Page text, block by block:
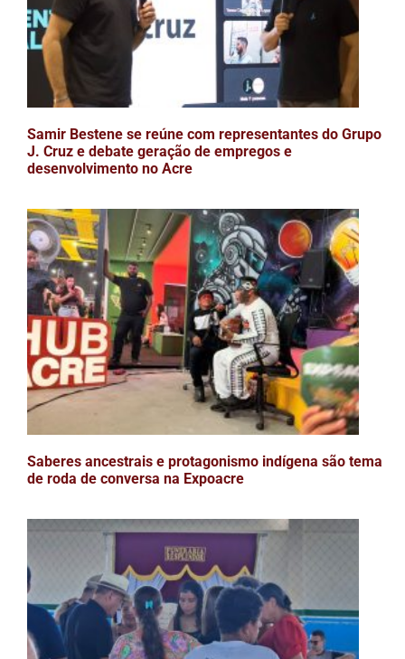
Samir Bestene se reúne com representantes do Grupo
J. Cruz e debate geração de empregos e
desenvolvimento no Acre
Saberes ancestrais e protagonismo indígena são tema
de roda de conversa na Expoacre